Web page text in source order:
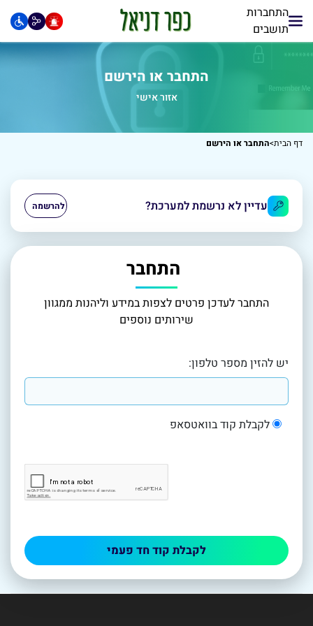
התחברות
תושבים
התחבר או הירשם
אזור אישי
דף הבית>התחבר או הירשם
עדיין לא נרשמת למערכת?
התחבר
התחבר לעדכן פרטים לצפות במידע וליהנות ממגוון
שירותים נוספים
יש להזין מספר טלפון:
לקבלת קוד בוואטסאפ
לקבלת קוד חד פעמי